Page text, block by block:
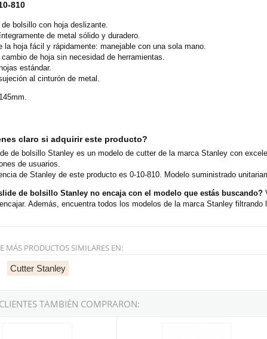
810
bolsillo con hoja deslizante.
de metal sólido y duradero.
la hoja fácil y rápidamente: manejable con una sola mano.
de hoja sin necesidad de herramientas.
estándar.
al cinturón de metal.
claro si adquirir este producto?
de bolsillo Stanley es un modelo de cutter de la marca Stanley con
de usuarios.
de Stanley de este producto es 0-10-810. Modelo suministrado
de bolsillo Stanley no encaja con el modelo que estás buscando?
Además, encuentra todos los modelos de la marca Stanley filtrando
MÁS PRODUCTOS SIMILARES EN:
Cutter Stanley
TAMBIÉN COMPRARON: